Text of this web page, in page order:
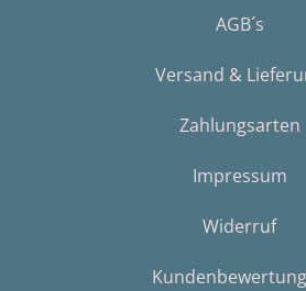
AGB´s
Versand &
Zahlungsarten
Impressum
Widerruf